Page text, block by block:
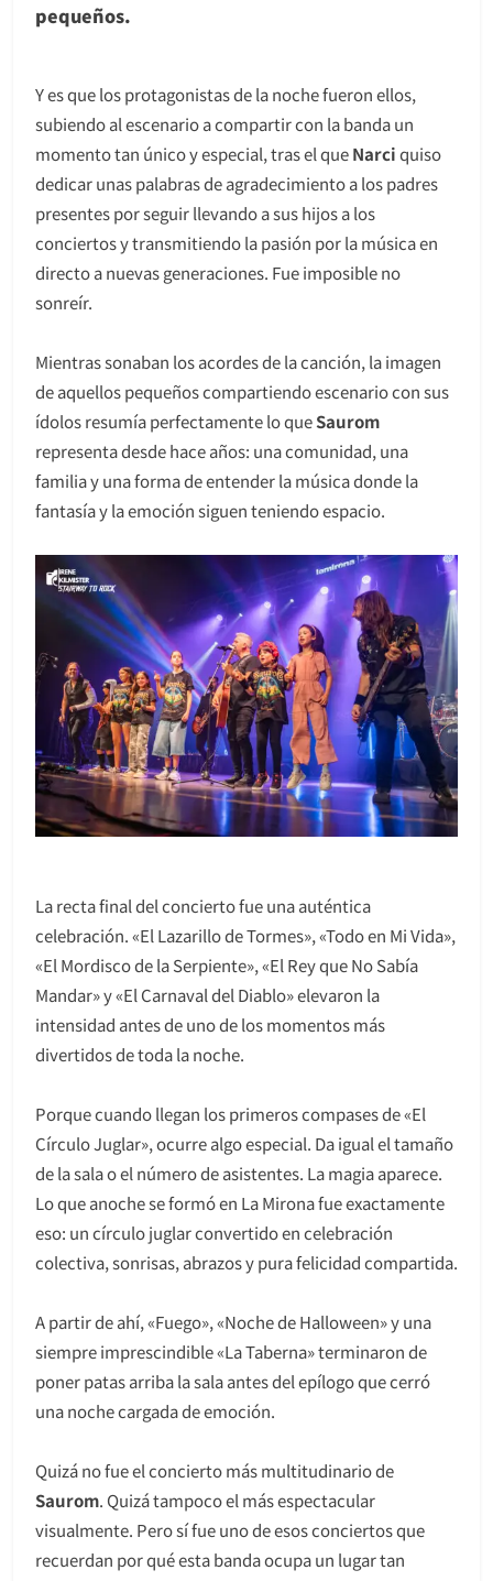
pequeños.
Y es que los protagonistas de la noche fueron ellos,
subiendo al escenario a compartir con la banda un
momento tan único y especial, tras el queNarciquiso
dedicar unas palabras de agradecimiento a los padres
presentes por seguir llevando a sus hijos a los
conciertos y transmitiendo la pasión por la música en
directo a nuevas generaciones. Fue imposible no
sonreír.
Mientras sonaban los acordes de la canción, la imagen
de aquellos pequeños compartiendo escenario con sus
ídolos resumía perfectamente lo queSaurom
representa desde hace años: una comunidad, una
familia y una forma de entender la música donde la
fantasía y la emoción siguen teniendo espacio.
La recta final del concierto fue una auténtica
celebración. «El Lazarillo de Tormes», «Todo en Mi Vida»,
«El Mordisco de la Serpiente», «El Rey que No Sabía
Mandar» y «El Carnaval del Diablo» elevaron la
intensidad antes de uno de los momentos más
divertidos de toda la noche.
Porque cuando llegan los primeros compases de «El
Círculo Juglar», ocurre algo especial. Da igual el tamaño
de la sala o el número de asistentes. La magia aparece.
Lo que anoche se formó en La Mirona fue exactamente
eso: un círculo juglar convertido en celebración
colectiva, sonrisas, abrazos y pura felicidad compartida.
A partir de ahí, «Fuego», «Noche de Halloween» y una
siempre imprescindible «La Taberna» terminaron de
poner patas arriba la sala antes del epílogo que cerró
una noche cargada de emoción.
Quizá no fue el concierto más multitudinario de
Saurom. Quizá tampoco el más espectacular
visualmente. Pero sí fue uno de esos conciertos que
recuerdan por qué esta banda ocupa un lugar tan